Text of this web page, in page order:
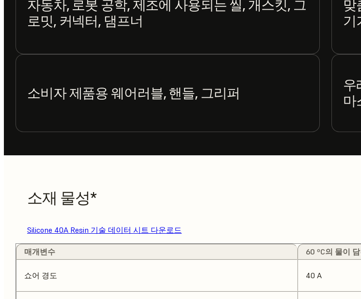
자동차, 로봇 공학, 제조에 사용되는 씰, 개스킷, 그
로밋, 커넥터, 댐프너
맞
기
소비자 제품용 웨어러블, 핸들, 그리퍼
우
마
소재 물성*
Silicone 40A Resin 기술 데이터 시트 다운로드
매개변수 60 ºC의 물이
쇼어 경도 40 A